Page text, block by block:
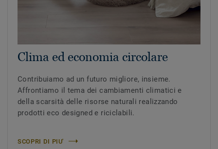
Clima ed economia circolare
Contribuiamo ad un futuro migliore, insieme.
Affrontiamo il tema dei cambiamenti climatici e
della scarsità delle risorse naturali realizzando
prodotti eco designed e riciclabili.
SCOPRI DI PIU'